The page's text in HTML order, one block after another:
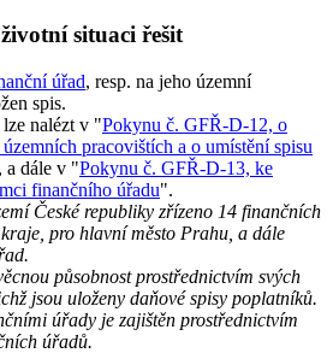
situaci řešit
úřad, resp. na jeho územní
spis.
nalézt v "Pokynu č. GFŘ-D-12, o
pracovištích a o umístění spisu
a dále v "Pokynu č. GFŘ-D-13, ke
finančního úřadu".
České republiky zřízeno 14 finančních
pro hlavní město Prahu, a dále
působnost prostřednictvím svých
jsou uloženy daňové spisy poplatníků.
úřady je zajištěn prostřednictvím
úřadů.